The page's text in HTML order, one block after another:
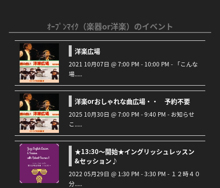
ｵｰﾌﾟﾝﾏｲｸ（楽器or洋楽）のイベント
洋楽広場
2021 10月07日 @ 7:00 PM - 10:00 PM - 「こんな
場.....
洋楽orおしゃれな曲広場・・ 予約不要
2025 10月30日 @ 7:00 PM - 9:40 PM - お知らせ
こ.....
★13:30～開始★イングリッシュレッスン
&セッション♪
2022 05月29日 @ 1:30 PM - 3:30 PM - １２時４０
分.....